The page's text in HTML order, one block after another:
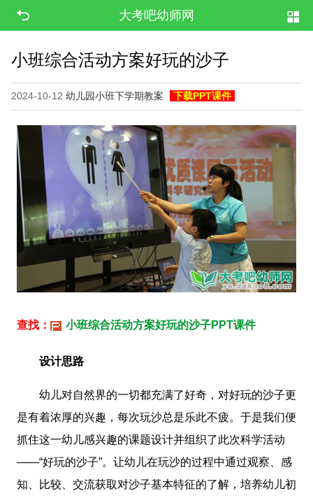
大考吧幼师网
小班综合活动方案好玩的沙子
2024-10-12 幼儿园小班下学期教案 下载PPT课件
查找： 小班综合活动方案好玩的沙子PPT课件
设计思路
幼儿对自然界的一切都充满了好奇，对好玩的沙子更
是有着浓厚的兴趣，每次玩沙总是乐此不疲。于是我们便
抓住这一幼儿感兴趣的课题设计并组织了此次科学活动
——“好玩的沙子”。让幼儿在玩沙的过程中通过观察、感
知、比较、交流获取对沙子基本特征的了解，培养幼儿初